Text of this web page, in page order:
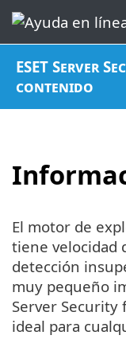
ESET Server
contenido
El motor de
tiene velocidad
detección
muy pequeño
Server Security
ideal para